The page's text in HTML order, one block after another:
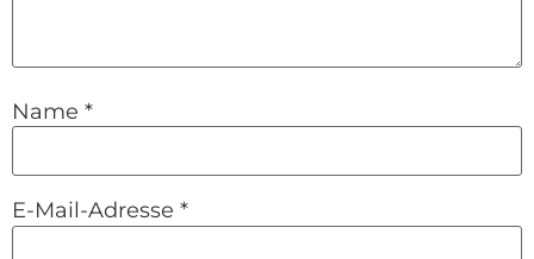
Name *
E-Mail-Adresse *